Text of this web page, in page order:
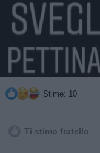
Stime: 10
Ti stimo fratello